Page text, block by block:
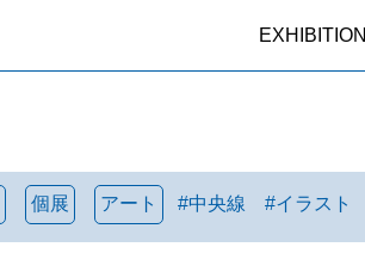
EXHIBITION
個展 アート #中央線 #イラスト